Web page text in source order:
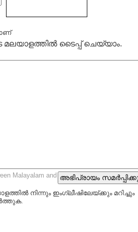
മലയാളത്തില്‍ ടൈപ്പ് ചെയ്യാം.
Malayalam and
നിന്നും ഇംഗ്ലീഷിലേയ്ക്കും മറിച്ചും